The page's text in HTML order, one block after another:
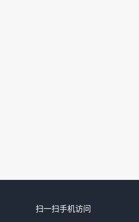
扫一扫手机访问